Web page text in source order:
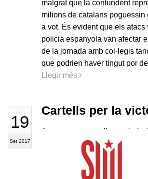
malgrat que la contundent
milions de catalans poguessin
a vot. És evident que els atacs
policia espanyola van afectar
de la jornada amb col·legis
que podrien haver tingut por
Llegir més
19
Set 2017
Cartells per la
A punt per encartellar, amb